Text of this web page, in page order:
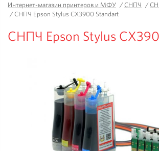
Интернет-магазин принтеров и МФУ /СНПЧ /
/СНПЧ Epson Stylus CX3900 Standart
СНПЧ Epson Stylus